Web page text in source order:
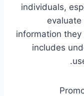
individuals,
information they
includes